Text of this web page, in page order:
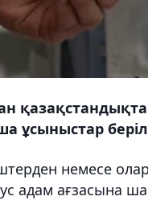
немесе
адам ағзасына